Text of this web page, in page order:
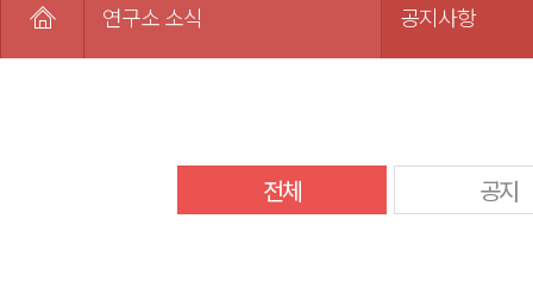
연구소 소식 공지사항
전체 공지